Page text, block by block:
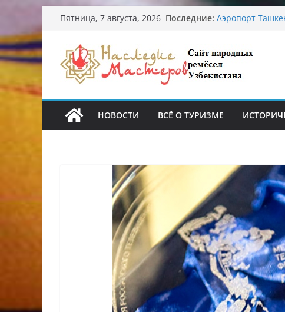
Перейти
к
содержимому
Пятница, 7 августа, 2026 Последние: Узбекские
Опасная диета
От знахарей до
Обрушение на
НОВОСТИ ВСЁ О ТУРИЗМЕ